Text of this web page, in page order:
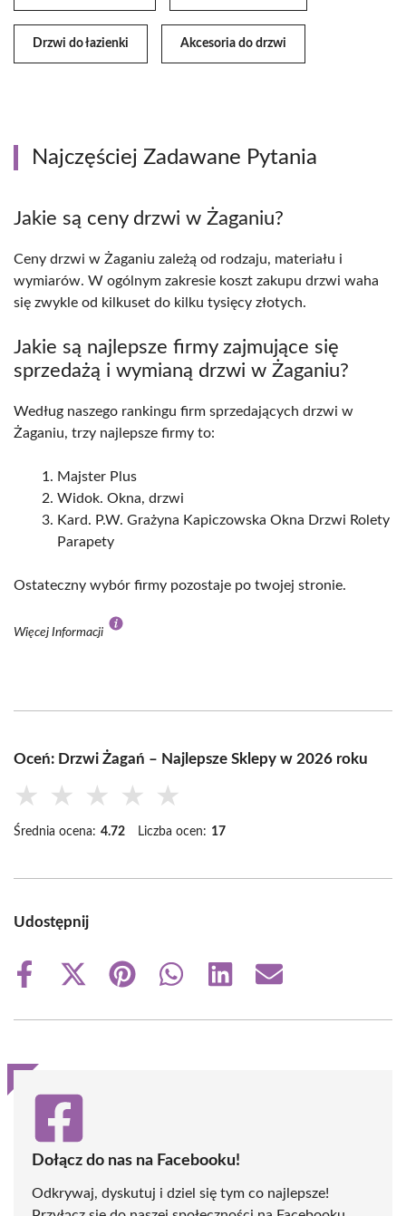
Drzwi do łazienki Akcesoria do drzwi
Najczęściej Zadawane Pytania
Jakie są ceny drzwi w Żaganiu?
Ceny drzwi w Żaganiu zależą od rodzaju, materiału i
wymiarów. W ogólnym zakresie koszt zakupu drzwi waha
się zwykle od kilkuset do kilku tysięcy złotych.
Jakie są najlepsze firmy zajmujące się
sprzedażą i wymianą drzwi w Żaganiu?
Według naszego rankingu firm sprzedających drzwi w
Żaganiu, trzy najlepsze firmy to:
Majster Plus
Widok. Okna, drzwi
Kard. P.W. Grażyna Kapiczowska Okna Drzwi Rolety
Parapety
Ostateczny wybór firmy pozostaje po twojej stronie.
Więcej Informacji
Oceń: Drzwi Żagań – Najlepsze Sklepy w 2026 roku
★ ★ ★ ★ ★
Średnia ocena: 4.72 Liczba ocen: 17
Udostępnij
Share
Share
(Twitter)
Share
Share
Share
Share
Dołącz do nas na Facebooku!
Odkrywaj, dyskutuj i dziel się tym co najlepsze!